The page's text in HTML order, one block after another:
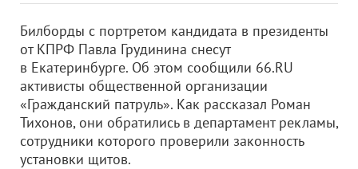
Билборды с портретом кандидата в президенты
от КПРФ Павла Грудинина снесут
в Екатеринбурге. Об этом сообщили 66.RU
активисты общественной организации
«Гражданский патруль». Как рассказал Роман
Тихонов, они обратились в департамент рекламы,
сотрудники которого проверили законность
установки щитов.